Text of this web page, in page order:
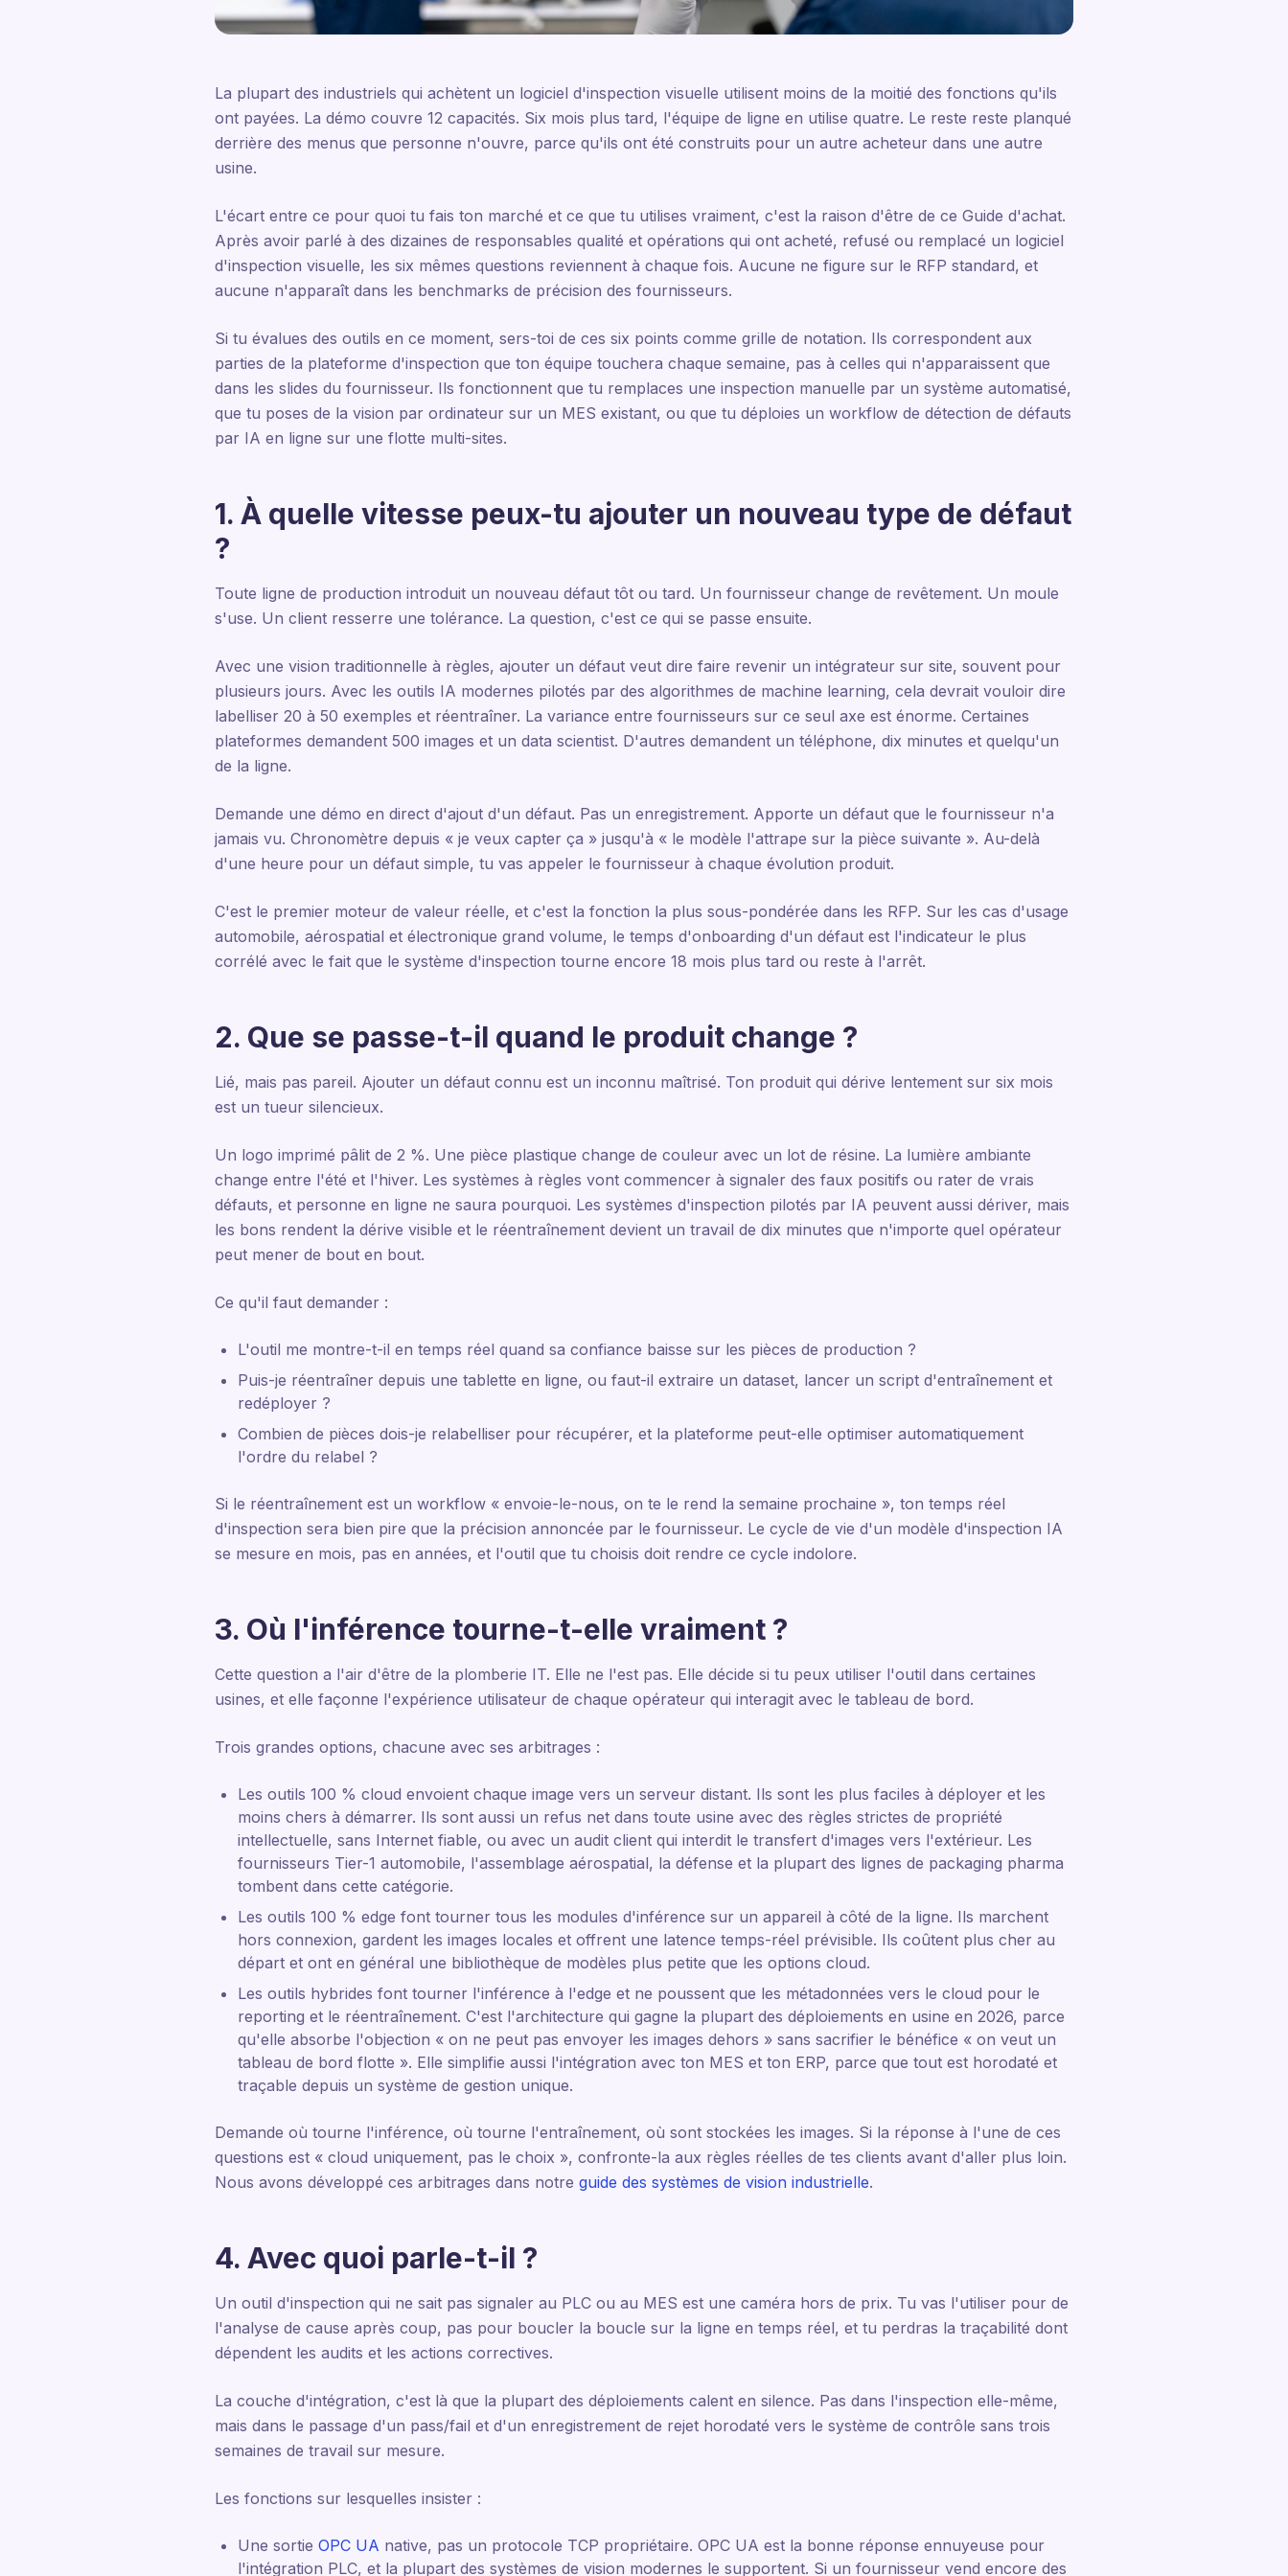
La plupart des industriels qui achètent un logiciel d'inspection visuelle utilisent moins de la moitié des fonctions qu'ils
ont payées. La démo couvre 12 capacités. Six mois plus tard, l'équipe de ligne en utilise quatre. Le reste reste planqué
derrière des menus que personne n'ouvre, parce qu'ils ont été construits pour un autre acheteur dans une autre
usine.
L'écart entre ce pour quoi tu fais ton marché et ce que tu utilises vraiment, c'est la raison d'être de ce Guide d'achat.
Après avoir parlé à des dizaines de responsables qualité et opérations qui ont acheté, refusé ou remplacé un logiciel
d'inspection visuelle, les six mêmes questions reviennent à chaque fois. Aucune ne figure sur le RFP standard, et
aucune n'apparaît dans les benchmarks de précision des fournisseurs.
Si tu évalues des outils en ce moment, sers-toi de ces six points comme grille de notation. Ils correspondent aux
parties de la plateforme d'inspection que ton équipe touchera chaque semaine, pas à celles qui n'apparaissent que
dans les slides du fournisseur. Ils fonctionnent que tu remplaces une inspection manuelle par un système automatisé,
que tu poses de la vision par ordinateur sur un MES existant, ou que tu déploies un workflow de détection de défauts
par IA en ligne sur une flotte multi-sites.
1. À quelle vitesse peux-tu ajouter un nouveau type de défaut
?
Toute ligne de production introduit un nouveau défaut tôt ou tard. Un fournisseur change de revêtement. Un moule
s'use. Un client resserre une tolérance. La question, c'est ce qui se passe ensuite.
Avec une vision traditionnelle à règles, ajouter un défaut veut dire faire revenir un intégrateur sur site, souvent pour
plusieurs jours. Avec les outils IA modernes pilotés par des algorithmes de machine learning, cela devrait vouloir dire
labelliser 20 à 50 exemples et réentraîner. La variance entre fournisseurs sur ce seul axe est énorme. Certaines
plateformes demandent 500 images et un data scientist. D'autres demandent un téléphone, dix minutes et quelqu'un
de la ligne.
Demande une démo en direct d'ajout d'un défaut. Pas un enregistrement. Apporte un défaut que le fournisseur n'a
jamais vu. Chronomètre depuis « je veux capter ça » jusqu'à « le modèle l'attrape sur la pièce suivante ». Au-delà
d'une heure pour un défaut simple, tu vas appeler le fournisseur à chaque évolution produit.
C'est le premier moteur de valeur réelle, et c'est la fonction la plus sous-pondérée dans les RFP. Sur les cas d'usage
automobile, aérospatial et électronique grand volume, le temps d'onboarding d'un défaut est l'indicateur le plus
corrélé avec le fait que le système d'inspection tourne encore 18 mois plus tard ou reste à l'arrêt.
2. Que se passe-t-il quand le produit change ?
Lié, mais pas pareil. Ajouter un défaut connu est un inconnu maîtrisé. Ton produit qui dérive lentement sur six mois
est un tueur silencieux.
Un logo imprimé pâlit de 2 %. Une pièce plastique change de couleur avec un lot de résine. La lumière ambiante
change entre l'été et l'hiver. Les systèmes à règles vont commencer à signaler des faux positifs ou rater de vrais
défauts, et personne en ligne ne saura pourquoi. Les systèmes d'inspection pilotés par IA peuvent aussi dériver, mais
les bons rendent la dérive visible et le réentraînement devient un travail de dix minutes que n'importe quel opérateur
peut mener de bout en bout.
Ce qu'il faut demander :
L'outil me montre-t-il en temps réel quand sa confiance baisse sur les pièces de production ?
Puis-je réentraîner depuis une tablette en ligne, ou faut-il extraire un dataset, lancer un script d'entraînement et
redéployer ?
Combien de pièces dois-je relabelliser pour récupérer, et la plateforme peut-elle optimiser automatiquement
l'ordre du relabel ?
Si le réentraînement est un workflow « envoie-le-nous, on te le rend la semaine prochaine », ton temps réel
d'inspection sera bien pire que la précision annoncée par le fournisseur. Le cycle de vie d'un modèle d'inspection IA
se mesure en mois, pas en années, et l'outil que tu choisis doit rendre ce cycle indolore.
3. Où l'inférence tourne-t-elle vraiment ?
Cette question a l'air d'être de la plomberie IT. Elle ne l'est pas. Elle décide si tu peux utiliser l'outil dans certaines
usines, et elle façonne l'expérience utilisateur de chaque opérateur qui interagit avec le tableau de bord.
Trois grandes options, chacune avec ses arbitrages :
Les outils 100 % cloud envoient chaque image vers un serveur distant. Ils sont les plus faciles à déployer et les
moins chers à démarrer. Ils sont aussi un refus net dans toute usine avec des règles strictes de propriété
intellectuelle, sans Internet fiable, ou avec un audit client qui interdit le transfert d'images vers l'extérieur. Les
fournisseurs Tier-1 automobile, l'assemblage aérospatial, la défense et la plupart des lignes de packaging pharma
tombent dans cette catégorie.
Les outils 100 % edge font tourner tous les modules d'inférence sur un appareil à côté de la ligne. Ils marchent
hors connexion, gardent les images locales et offrent une latence temps-réel prévisible. Ils coûtent plus cher au
départ et ont en général une bibliothèque de modèles plus petite que les options cloud.
Les outils hybrides font tourner l'inférence à l'edge et ne poussent que les métadonnées vers le cloud pour le
reporting et le réentraînement. C'est l'architecture qui gagne la plupart des déploiements en usine en 2026, parce
qu'elle absorbe l'objection « on ne peut pas envoyer les images dehors » sans sacrifier le bénéfice « on veut un
tableau de bord flotte ». Elle simplifie aussi l'intégration avec ton MES et ton ERP, parce que tout est horodaté et
traçable depuis un système de gestion unique.
Demande où tourne l'inférence, où tourne l'entraînement, où sont stockées les images. Si la réponse à l'une de ces
questions est « cloud uniquement, pas le choix », confronte-la aux règles réelles de tes clients avant d'aller plus loin.
Nous avons développé ces arbitrages dans notre guide des systèmes de vision industrielle.
4. Avec quoi parle-t-il ?
Un outil d'inspection qui ne sait pas signaler au PLC ou au MES est une caméra hors de prix. Tu vas l'utiliser pour de
l'analyse de cause après coup, pas pour boucler la boucle sur la ligne en temps réel, et tu perdras la traçabilité dont
dépendent les audits et les actions correctives.
La couche d'intégration, c'est là que la plupart des déploiements calent en silence. Pas dans l'inspection elle-même,
mais dans le passage d'un pass/fail et d'un enregistrement de rejet horodaté vers le système de contrôle sans trois
semaines de travail sur mesure.
Les fonctions sur lesquelles insister :
Une sortie OPC UA native, pas un protocole TCP propriétaire. OPC UA est la bonne réponse ennuyeuse pour
l'intégration PLC, et la plupart des systèmes de vision modernes le supportent. Si un fournisseur vend encore des